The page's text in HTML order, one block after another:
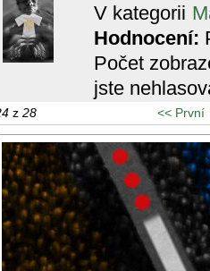
V kategorii
Hodnocení:
Počet
jste
z 28 << První